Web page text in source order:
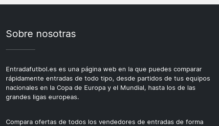
Sobre nosotras
Entradafutbol.es es una página web en la que puedes comparar
rápidamente entradas de todo tipo, desde partidos de tus equipos
nacionales en la Copa de Europa y el Mundial, hasta los de las
grandes ligas europeas.
Compara ofertas de todos los vendedores de entradas de forma